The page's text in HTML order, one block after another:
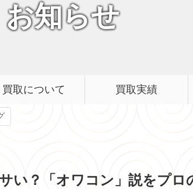
お知らせ
買取について 買取実績
い？「オワコン」説をプロ